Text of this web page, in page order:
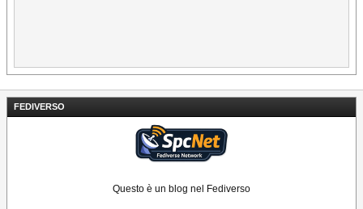
FEDIVERSO
Questo è un blog nel Fediverso